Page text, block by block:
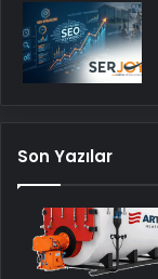
Son Yazılar